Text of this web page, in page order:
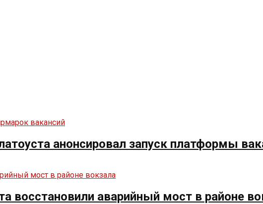
анонсировал запуск платформы
восстановили аварийный мост в районе